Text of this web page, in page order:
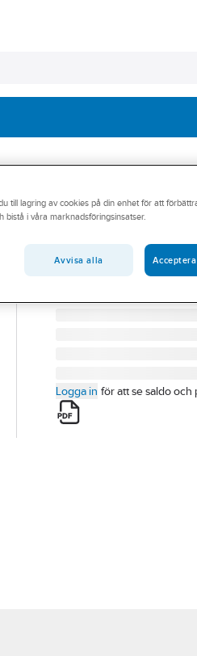
FLEX
Diamantslipskål
DIAMANTSLIPSKÅL
Artikelnummer:
544353
359394
Logga in för att se saldo och
till lagring av cookies på din enhet för att
bistå i våra marknadsföringsinsatser.
Avvisa alla